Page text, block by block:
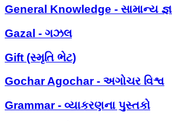
General Knowledge - સામાન્ય
Gazal - ગઝલ
Gift (સ્મૃતિ ભેટ)
Gochar Agochar - અગોચર વિશ્વ
Grammar - વ્યાકરણના પુસ્તકો